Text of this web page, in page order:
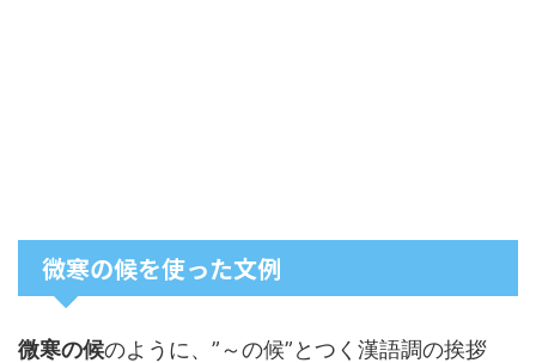
微寒の候を使った文例
微寒の候のように、”～の候”とつく漢語調の挨拶